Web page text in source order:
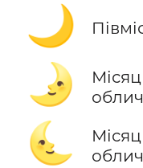
🌙
🌛
🌜